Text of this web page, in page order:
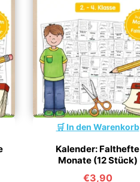
In den Warenkorb
Kalender: Falthefte
Monate (12 Stück)
€3,90